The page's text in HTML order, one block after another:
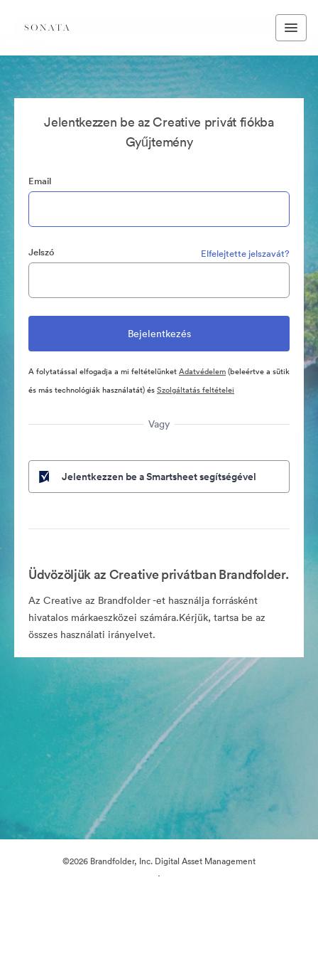
Jelentkezzen be az Creative privát fiókba
Gyűjtemény
Email
Jelszó Elfelejtette jelszavát?
A folytatással elfogadja a mi feltételünketAdatvédelem(beleértve a sütik
és más technológiák használatát) ésSzolgáltatás feltételei
Vagy
Jelentkezzen be a Smartsheet segítségével
Üdvözöljük az Creative privátban Brandfolder.
Az Creative az Brandfolder -et használja forrásként
hivatalos márkaeszközei számára.Kérjük, tartsa be az
összes használati irányelvet.
©2026 Brandfolder, Inc. Digital Asset Management
·